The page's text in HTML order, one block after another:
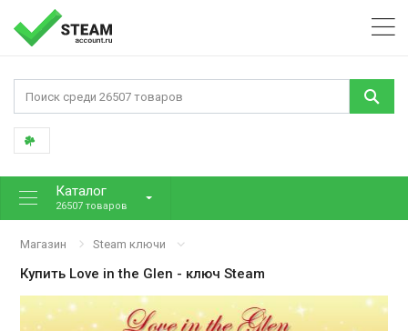
Каталог
26507 товаров
Магазин Steam ключи
Купить Love in the Glen - ключ Steam